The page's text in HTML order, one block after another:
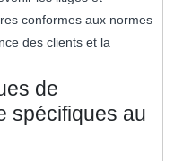
conformes aux normes
des clients et la
de
spécifiques au